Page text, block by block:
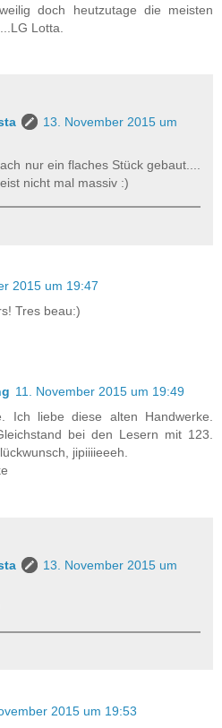
doch heutzutage die meisten
Lotta.
13. November 2015 um
nur ein flaches Stück gebaut....
nicht mal massiv :)
2015 um 19:47
Tres beau:)
11. November 2015 um 19:49
Ich liebe diese alten Handwerke.
bei den Lesern mit 123.
jipiiiieeeh.
13. November 2015 um
2015 um 19:53